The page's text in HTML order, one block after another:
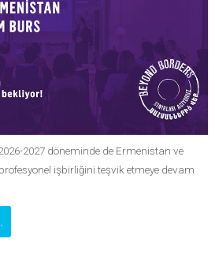
2027 döneminde de Ermenistan ve
işbirliğini teşvik etmeye devam